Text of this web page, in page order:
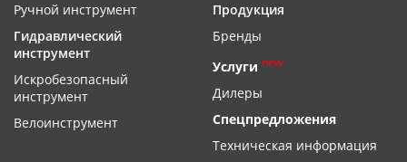
Ручной инструмент
Гидравлический
инструмент
Искробезопасный
инструмент
Велоинструмент
Продукция
Бренды
Услуги new
Дилеры
Спецпредложения
Техническая информация